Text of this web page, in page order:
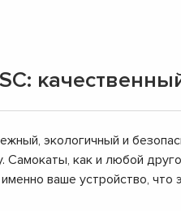
экологичный и
Самокаты, как и любой
ваше устройство,